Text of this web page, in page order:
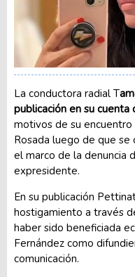
La conductora radial T
publicación en su cuenta
motivos de su
Rosada luego de que
el marco de la denuncia
expresidente.
En su publicación
hostigamiento a través
haber sido beneficiada
Fernández como
comunicación.